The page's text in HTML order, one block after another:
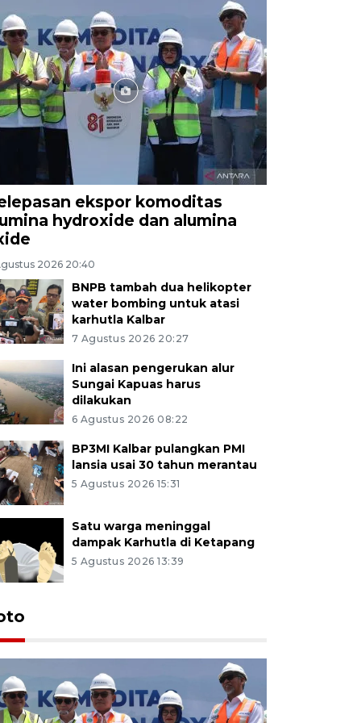
ekspor komoditas
hydroxide dan alumina
2026 20:40
BNPB tambah dua helikopter
water bombing untuk atasi
karhutla Kalbar
7 Agustus 2026 20:27
Ini alasan pengerukan alur
Sungai Kapuas harus
dilakukan
6 Agustus 2026 08:22
BP3MI Kalbar pulangkan PMI
lansia usai 30 tahun merantau
5 Agustus 2026 15:31
Satu warga meninggal
dampak Karhutla di Ketapang
5 Agustus 2026 13:39